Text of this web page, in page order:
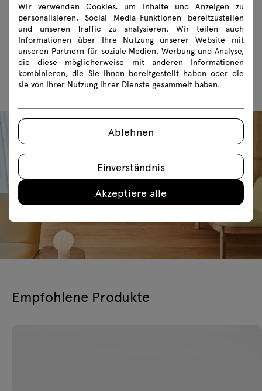
Montageanleitungen
RMP233 RMP325
Empfohlene Produkte
Wir verwenden Cookies, um Inhalte und Anzeigen zu
personalisieren, Social Media-Funktionen bereitzustellen
und unseren Traffic zu analysieren. Wir teilen auch
Informationen über Ihre Nutzung unserer Website mit
unseren Partnern für soziale Medien, Werbung und Analyse,
die diese möglicherweise mit anderen Informationen
kombinieren, die Sie ihnen bereitgestellt haben oder die
sie von Ihrer Nutzung ihrer Dienste gesammelt haben.
Ablehnen
Einverständnis
Akzeptiere alle